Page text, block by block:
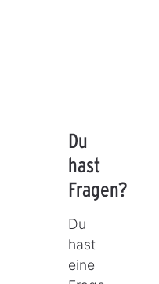
Du
hast
Fragen?
Du
hast
eine